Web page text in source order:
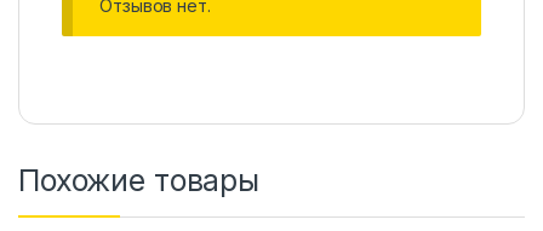
Отзывов нет.
Похожие товары